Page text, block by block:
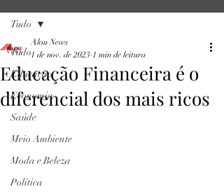
Tudo
Educação
Economia
Saúde
Meio Ambiente
Moda e Beleza
Política
Tudo
Educação Financeira é o
diferencial dos mais ricos
Alou News
1 de nov. de 2023 1 min de leitura